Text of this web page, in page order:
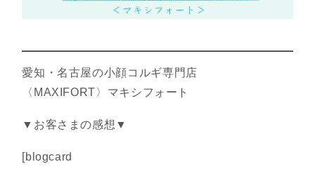
愛知・名古屋の小顔コルギ専門店
〈MAXIFORT〉マキシフォート
▼お客さまの感想▼
[blogcard